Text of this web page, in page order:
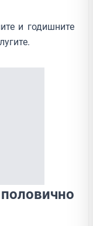
и годишните